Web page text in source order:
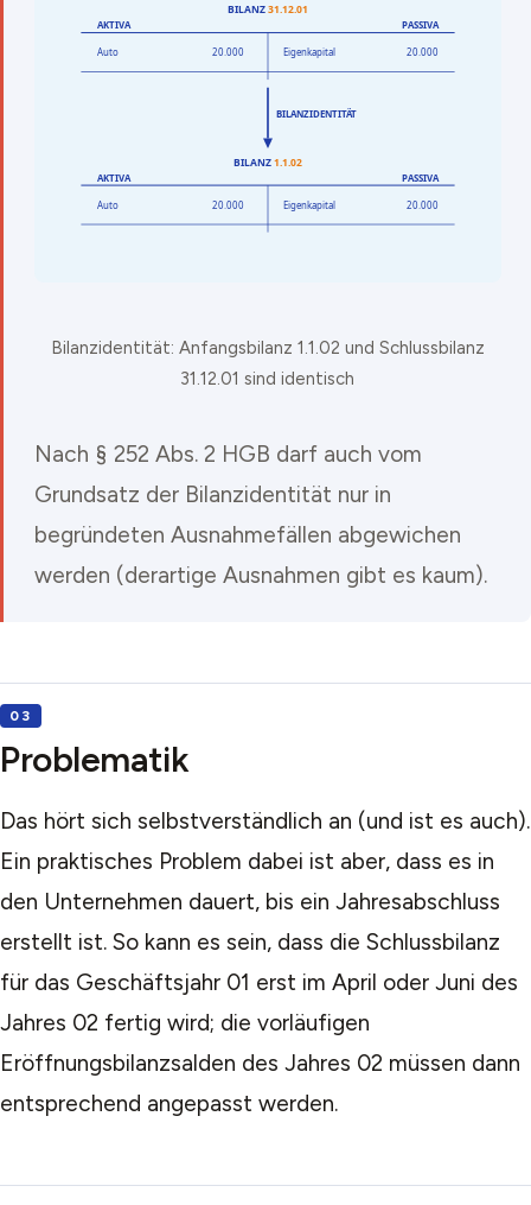
Bilanzidentität: Anfangsbilanz 1.1.02 und Schlussbilanz
31.12.01 sind identisch
Nach § 252 Abs. 2 HGB darf auch vom
Grundsatz der Bilanzidentität nur in
begründeten Ausnahmefällen abgewichen
werden (derartige Ausnahmen gibt es kaum).
Problematik
Das hört sich selbstverständlich an (und ist es auch).
Ein praktisches Problem dabei ist aber, dass es in
den Unternehmen dauert, bis ein Jahresabschluss
erstellt ist. So kann es sein, dass die Schlussbilanz
für das Geschäftsjahr 01 erst im April oder Juni des
Jahres 02 fertig wird; die vorläufigen
Eröffnungsbilanzsalden des Jahres 02 müssen dann
entsprechend angepasst werden.